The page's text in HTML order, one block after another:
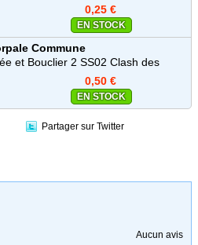
0,25 €
EN STOCK
Commune
et Bouclier 2 SS02 Clash des
0,50 €
EN STOCK
Partager sur Twitter
Aucun avis